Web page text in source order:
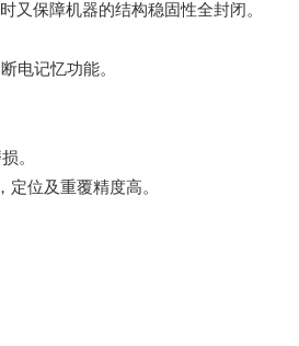
又保障机器的结构稳固性全封闭。
电记忆功能。
。
位及重覆精度高。